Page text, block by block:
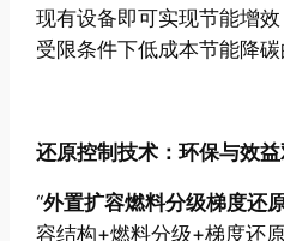
现有设备即可实现节能增
受限条件下低成本节能降碳
还原控制技术：环保与效
“外置扩容燃料分级梯度还
容结构+燃料分级+梯度还